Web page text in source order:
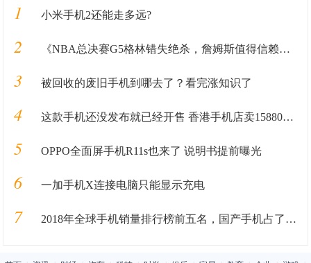
1 小米手机2还能走多远?
2 《NBA总决赛G5格林错失绝杀，詹姆斯值得信赖的帮手到底在哪？》
3 被回收的废旧手机到哪去了？看完涨知识了
4 这款手机还没发布就已经开售 香港手机店卖15880港币
5 OPPO全面屏手机R11s也来了 说明书提前曝光
6 一加手机X连接电脑只能显示充电
7 2018年全球手机销量排行榜前五名，国产手机占了三个，可惜华为!